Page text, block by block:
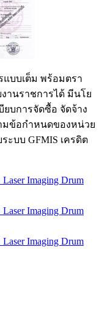
แบบเต็ม พร้อมตรา
านราชการได้ มีนโย
ยบการจัดซื้อ จัดจ้าง
มข้อกำหนดของหน่วย
ะบบ GFMIS เครดิต